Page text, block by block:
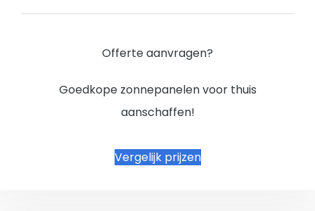
Offerte aanvragen?
Goedkope zonnepanelen voor thuis
aanschaffen!
Vergelijk prijzen